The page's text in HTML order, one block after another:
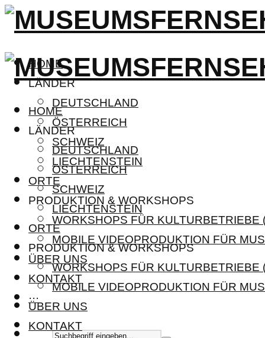
HOME
LÄNDER
DEUTSCHLAND
ÖSTERREICH
SCHWEIZ
LIECHTENSTEIN
ORTE
PRODUKTION & WORKSHOPS
WORKSHOPS FÜR KULTURBETRIEBE
MOBILE VIDEOPRODUKTION FÜR
ÜBER UNS
KONTAKT
···
HOME
LÄNDER
DEUTSCHLAND
ÖSTERREICH
SCHWEIZ
LIECHTENSTEIN
ORTE
PRODUKTION & WORKSHOPS
WORKSHOPS FÜR KULTURBETRIEBE
MOBILE VIDEOPRODUKTION FÜR
ÜBER UNS
KONTAKT